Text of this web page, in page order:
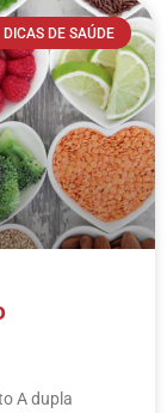
DICAS DE SAÚDE
A dupla